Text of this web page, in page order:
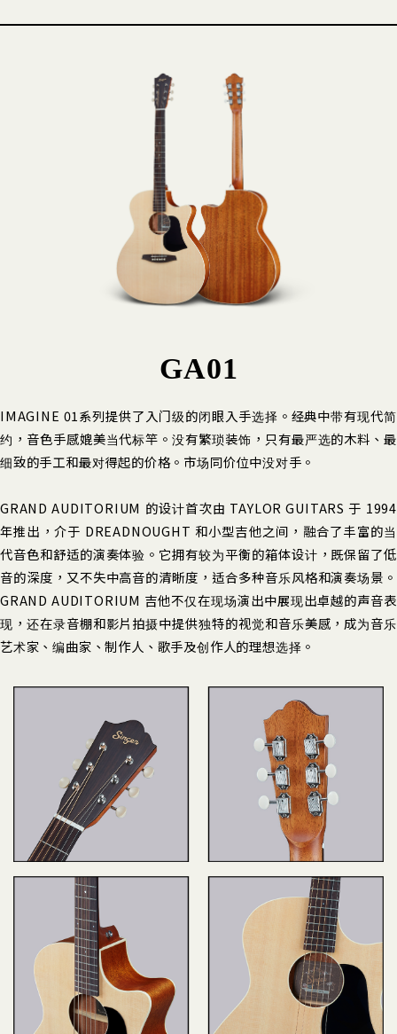
GA01
IMAGINE 01系列提供了入门级的闭眼入手选择。经典中带有现代简
约，音色手感媲美当代标竿。没有繁琐装饰，只有最严选的木料、最
细致的手工和最对得起的价格。市场同价位中没对手。
GRAND AUDITORIUM 的设计首次由 TAYLOR GUITARS 于 1994
年推出，介于 DREADNOUGHT 和小型吉他之间，融合了丰富的当
代音色和舒适的演奏体验。它拥有较为平衡的箱体设计，既保留了低
音的深度，又不失中高音的清晰度，适合多种音乐风格和演奏场景。
GRAND AUDITORIUM 吉他不仅在现场演出中展现出卓越的声音表
现，还在录音棚和影片拍摄中提供独特的视觉和音乐美感，成为音乐
艺术家、编曲家、制作人、歌手及创作人的理想选择。